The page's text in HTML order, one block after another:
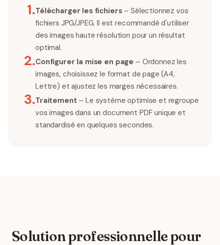
1.Télécharger les fichiers– Sélectionnez vos
fichiers JPG/JPEG. Il est recommandé d'utiliser
des images haute résolution pour un résultat
optimal.
2.Configurer la mise en page – Ordonnez les
images, choisissez le format de page (A4,
Lettre) et ajustez les marges nécessaires.
3.Traitement – Le système optimise et regroupe
vos images dans un document PDF unique et
standardisé en quelques secondes.
Solution professionnelle pour